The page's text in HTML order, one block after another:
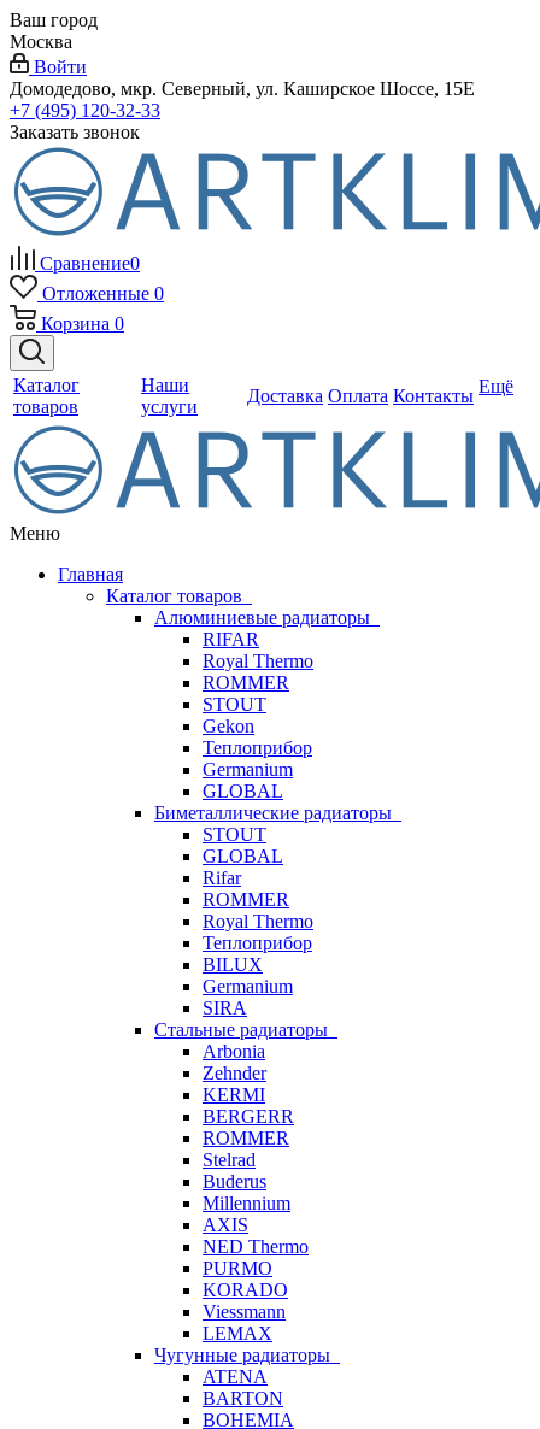
Ваш город
Москва
Войти
Домодедово, мкр. Северный, ул. Каширское Шоссе, 15Е
+7 (495) 120-32-33
Заказать звонок
Сравнение0
Отложенные 0
Корзина 0
Каталог
товаров
Наши
услуги
Доставка Оплата Контакты Ещё
Меню
Главная
Каталог товаров
Алюминиевые радиаторы
RIFAR
Royal Thermo
ROMMER
STOUT
Gekon
Теплоприбор
Germanium
GLOBAL
Биметаллические радиаторы
STOUT
GLOBAL
Rifar
ROMMER
Royal Thermo
Теплоприбор
BILUX
Germanium
SIRA
Стальные радиаторы
Arbonia
Zehnder
KERMI
BERGERR
ROMMER
Stelrad
Buderus
Millennium
AXIS
NED Thermo
PURMO
KORADO
Viessmann
LEMAX
Чугунные радиаторы
ATENA
BARTON
BOHEMIA